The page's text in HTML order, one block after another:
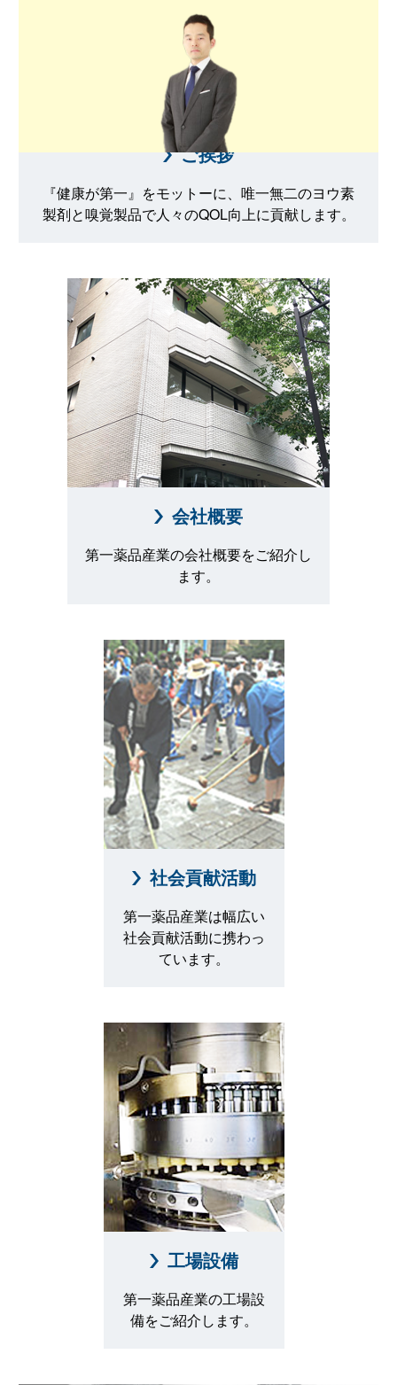
ご挨拶
『健康が第一』をモットーに、唯一無二のヨウ素
製剤と嗅覚製品で人々のQOL向上に貢献します。
会社概要
第一薬品産業の会社概要をご紹介し
ます。
社会貢献活動
第一薬品産業は幅広い
社会貢献活動に携わっ
ています。
工場設備
第一薬品産業の工場設
備をご紹介します。